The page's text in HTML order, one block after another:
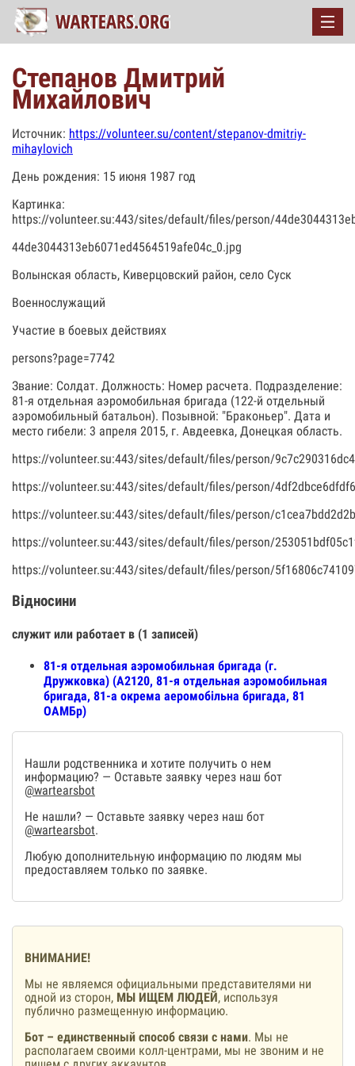
Степанов Дмитрий
Михайлович
Источник: https://volunteer.su/content/stepanov-dmitriy-
mihaylovich
День рождения: 15 июня 1987 год
Картинка:
https://volunteer.su:443/sites/default/files/person/
44de3044313eb6071ed4564519afe04c_0.jpg
Волынская область, Киверцовский район, село Суск
Военнослужащий
Участие в боевых действиях
persons?page=7742
Звание: Солдат. Должность: Номер расчета. Подразделение:
81-я отдельная аэромобильная бригада (122-й отдельный
аэромобильный батальон). Позывной: "Браконьер". Дата и
место гибели: 3 апреля 2015, г. Авдеевка, Донецкая область.
https://volunteer.su:443/sites/default/files/person/
https://volunteer.su:443/sites/default/files/person/
https://volunteer.su:443/sites/default/files/person/
https://volunteer.su:443/sites/default/files/person/
https://volunteer.su:443/sites/default/files/person/
Відносини
служит или работает в (1 записей)
81-я отдельная аэромобильная бригада (г.
Дружковка) (А2120, 81-я отдельная аэромобильная
бригада, 81-а окрема аеромобільна бригада, 81
ОАМБр)
Нашли родственника и хотите получить о нем
информацию? — Оставьте заявку через наш бот
@wartearsbot
Не нашли? — Оставьте заявку через наш бот
@wartearsbot.
Любую дополнительную информацию по людям мы
предоставляем только по заявке.
ВНИМАНИЕ!
Мы не являемся официальными представителями ни
одной из сторон, МЫ ИЩЕМ ЛЮДЕЙ, используя
публично размещенную информацию.
Бот – единственный способ связи с нами. Мы не
располагаем своими колл-центрами, мы не звоним и не